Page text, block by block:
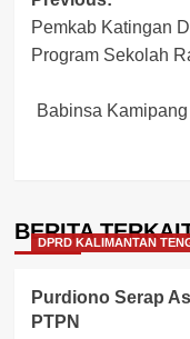
Pemkab Katingan
Program Sekolah
Babinsa
BERITA
DPRD KALIMANTAN
Purdiono Serap
PTPN